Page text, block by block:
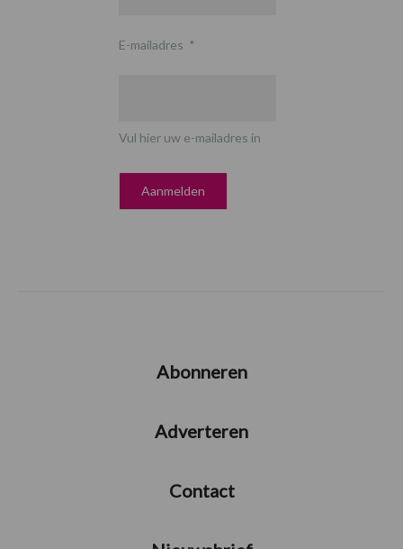
E-mailadres *
Vul hier uw e-mailadres in
Abonneren
Adverteren
Contact